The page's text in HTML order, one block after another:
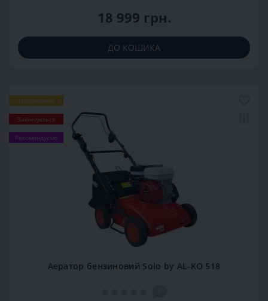
18 999 грн.
ДО КОШИКА
Популярний
Закінчується
Рекомендуємо
Аератор бензиновий Solo by AL-KO 518